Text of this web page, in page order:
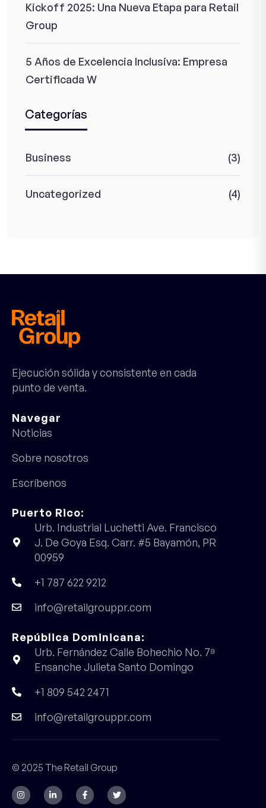
Kickoff 2025: Una Nueva Etapa para Retail
Group
5 Años de Excelencia Inclusiva: Empresa
Certificada W
Categorías
Business (3)
Uncategorized (4)
Ejecución sólida y consistente en cada
punto de venta.
Navegar
Noticias
Sobre nosotros
Escríbenos
Puerto Rico:
Urb. Industrial Luchetti Ave. Francisco
J. De Goya Esq. Carr. #5 Bayamón, PR
00959
+1 787 622 9212
info@retailgrouppr.com
República Dominicana:
Urb. Fernández Calle Bohechio No. 7ª
Ensanche Julieta Santo Domingo
+1 809 542 2471
info@retailgrouppr.com
© 2025 The Retail Group